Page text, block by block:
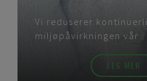
Vi reduserer
miljøpåvirkningen vår
LES MER